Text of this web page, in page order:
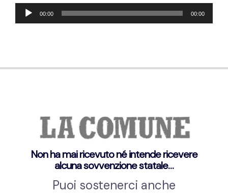
Audio
Player
00:00 00:00
Non ha mai ricevuto né intende ricevere
alcuna sovvenzione statale…
Puoi sostenerci anche